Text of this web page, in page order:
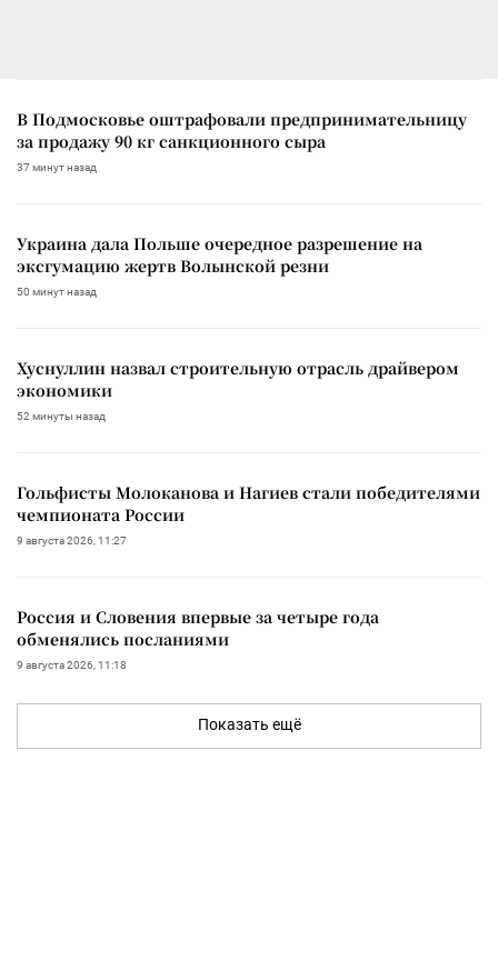
В Подмосковье оштрафовали предпринимательницу
за продажу 90 кг санкционного сыра
37 минут назад
Украина дала Польше очередное разрешение на
эксгумацию жертв Волынской резни
50 минут назад
Хуснуллин назвал строительную отрасль драйвером
экономики
52 минуты назад
Гольфисты Молоканова и Нагиев стали победителями
чемпионата России
9 августа 2026, 11:27
Россия и Словения впервые за четыре года
обменялись посланиями
9 августа 2026, 11:18
Показать ещё